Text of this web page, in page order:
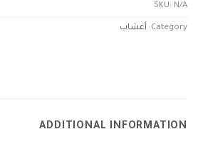
SKU: N/A
Category: أعشاب
ADDITIONAL INFORMATION